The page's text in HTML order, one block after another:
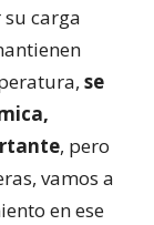
carga
se
, pero
vamos a
en ese